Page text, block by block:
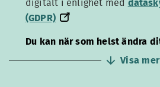
digitalt i enlighet med
(GDPR)
Du kan när som helst ändra
Visa mer